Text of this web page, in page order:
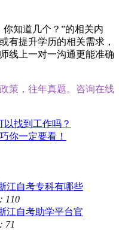
知道几个？”的相关内
有提升学历的相关需求，
线上一对一沟通更能准确
策，往年真题。咨询在线
以找到工作吗？
你一定要看！
江自考专科有哪些
110
江自考助学平台官
71